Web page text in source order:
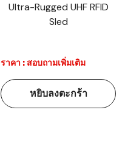
Ultra-Rugged UHF RFID
Sled
ราคา : สอบถามเพิ่มเติม
หยิบลงตะกร้า